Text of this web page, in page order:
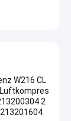
W216 CL
2